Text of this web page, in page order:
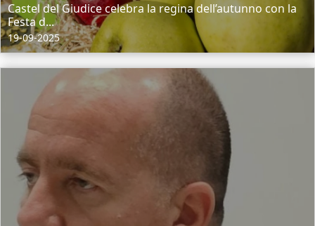
Castel del Giudice celebra la regina dell’autunno con la
Festa d...
19-09-2025